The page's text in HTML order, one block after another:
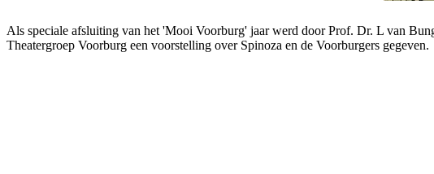
Als speciale afsluiting van het 'Mooi Voorburg' jaar werd door Prof. Dr. L van
Theatergroep Voorburg een voorstelling over Spinoza en de Voorburgers gegeven.